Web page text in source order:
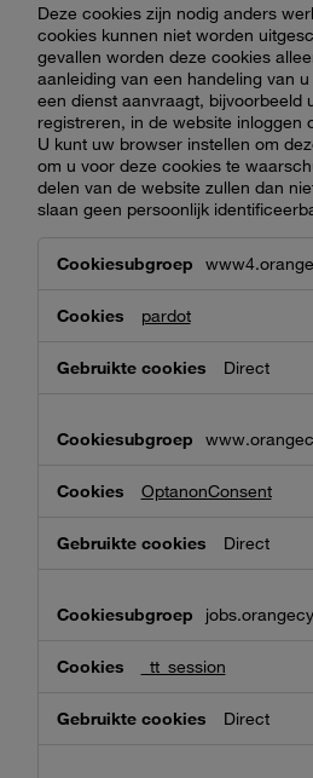
Deze cookies zijn nodig anders
cookies kunnen niet worden
gevallen worden deze cookies
aanleiding van een handeling van
een dienst aanvraagt, bijvoorbeeld
registreren, in de website inloggen
U kunt uw browser instellen om
om u voor deze cookies te
delen van de website zullen dan
slaan geen persoonlijk
noodzakelijke
pardot
Direct
OptanonConsent
Direct
_tt_session
Direct